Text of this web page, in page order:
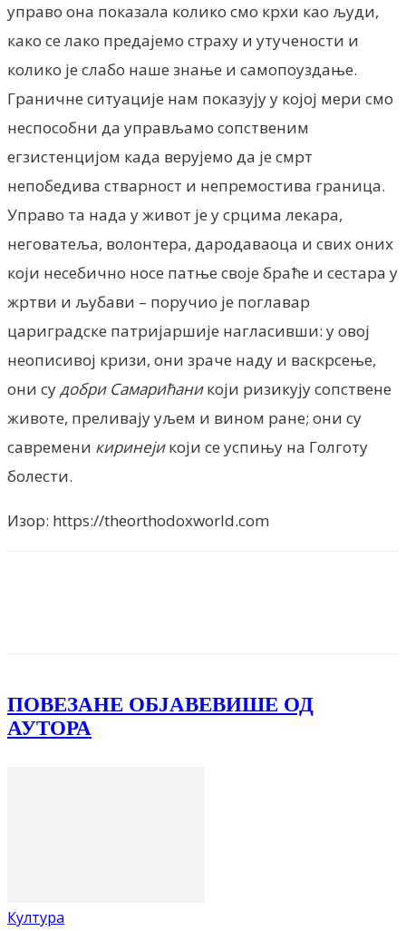
управо она показала колико смо крхи као људи,
како се лако предајемо страху и утучености и
колико је слабо наше знање и самопоуздање.
Граничне ситуације нам показују у којој мери смо
неспособни да управљамо сопственим
егзистенцијом када верујемо да је смрт
непобедива стварност и непремостива граница.
Управо та нада у живот је у срцима лекара,
неговатеља, волонтера, дародаваоца и свих оних
кoји несебично носе патње своје браће и сестара у
жртви и љубави – поручио је поглавар
цариградске патријаршије нагласивши: у овој
неописивој кризи, они зраче наду и васкрсење,
они судобри Самарићаникоји ризикују сопствене
животе, преливају уљем и вином ране; они су
савремени киринејикоји се успињу на Голготу
болести.
Изор: https://theorthodoxworld.com
ПОВЕЗАНЕ ОБЈАВЕВИШЕ ОД
АУТОРА
Култура